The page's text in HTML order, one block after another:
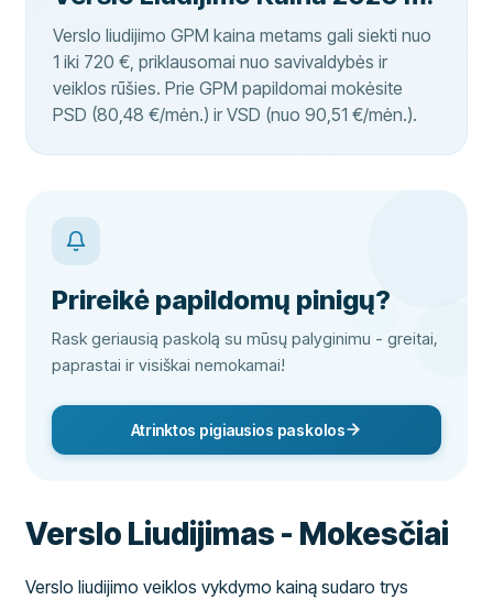
Verslo liudijimo GPM kaina metams gali siekti nuo
1 iki 720 €, priklausomai nuo savivaldybės ir
veiklos rūšies. Prie GPM papildomai mokėsite
PSD (80,48 €/mėn.) ir VSD (nuo 90,51 €/mėn.).
Prireikė papildomų pinigų?
Rask geriausią paskolą su mūsų palyginimu - greitai,
paprastai ir visiškai nemokamai!
Atrinktos pigiausios paskolos
Verslo Liudijimas - Mokesčiai
Verslo liudijimo veiklos vykdymo kainą sudaro trys